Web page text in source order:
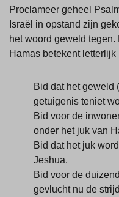
Proclameer geheel
Israël in opstand zijn
het woord geweld
Hamas betekent letterlijk
Bid dat het geweld
getuigenis teniet
Bid voor de
onder het juk van
Bid dat het juk
Jeshua.
Bid voor de
gevlucht nu de